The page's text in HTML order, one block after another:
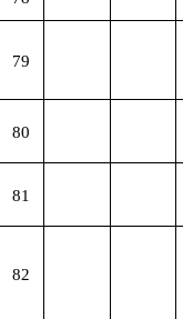
79
80
81
82